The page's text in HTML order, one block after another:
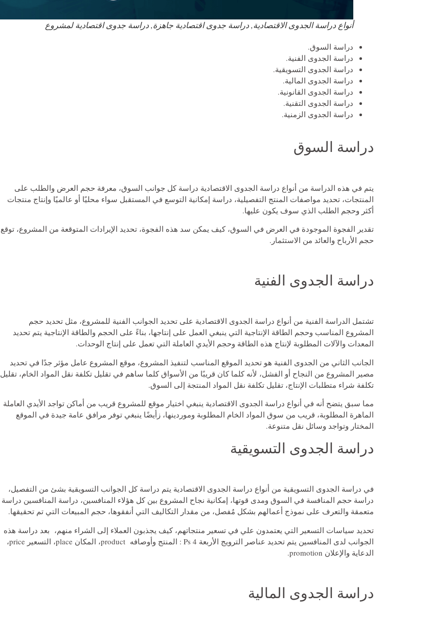
أنواع دراسة الجدوى الاقتصادية, دراسة جدوى اقتصادية جاهزة, دراسة جدوى اقتصادية لمشروع
دراسة السوق.
دراسة الجدوى الفنية.
دراسة الجدوى التسويقية.
دراسة الجدوى المالية.
دراسة الجدوى القانونية.
دراسة الجدوى التقنية.
دراسة الجدوى الزمنية.
دراسة السوق
يتم في هذه الدراسة من أنواع دراسة الجدوى الاقتصادية دراسة كل جوانب السوق، معرفة حجم العرض والطلب على
المنتجات، تحديد مواصفات المنتج التفصيلية، دراسة إمكانية التوسع في المستقبل سواء محليًا أو عالميًا وإنتاج منتجات
أكثر وحجم الطلب الذي سوف يكون عليها.
تقدير الفجوة الموجودة في العرض في السوق، كيف يمكن سد هذه الفجوة، تحديد الإيرادات المتوقعة من المشروع، توقع
حجم الأرباح والعائد من الاستثمار.
دراسة الجدوى الفنية
تشتمل الدراسة الفنية من أنواع دراسة الجدوى الاقتصادية على تحديد الجوانب الفنية للمشروع، مثل تحديد حجم
المشروع المناسب وحجم الطاقة الإنتاجية التي ينبغي العمل على إنتاجها، بناءً على الحجم والطاقة الإنتاجية يتم تحديد
المعدات والآلات المطلوبة لإنتاج هذه الطاقة وحجم الأيدي العاملة التي تعمل على إنتاج الوحدات.
الجانب الثاني من الجدوى الفنية هو تحديد الموقع المناسب لتنفيذ المشروع، موقع المشروع عامل مؤثر جدًا في تحديد
مصير المشروع من النجاح أو الفشل، لأنه كلما كان قريبًا من الأسواق كلما ساهم في تقليل تكلفة نقل المواد الخام، تقليل
تكلفة شراء متطلبات الإنتاج، تقليل تكلفة نقل المواد المنتجة إلى السوق.
مما سبق يتضح أنه في أنواع دراسة الجدوى الاقتصادية ينبغي اختيار موقع للمشروع قريب من أماكن تواجد الأيدي العاملة
الماهرة المطلوبة، قريب من سوق المواد الخام المطلوبة وموردينها، زأيضًا ينبغي توفر مرافق عامة جيدة في الموقع
المختار وتواجد وسائل نقل متنوعة.
دراسة الجدوى التسويقية
في دراسة الجدوى التسويقية من أنواع دراسة الجدوى الاقتصادية يتم دراسة كل الجوانب التسويقية بشئ من التفصيل،
دراسة حجم المنافسة في السوق ومدى قوتها، إمكانية نجاح المشروع بين كل هؤلاء المنافسين، دراسة المنافسين دراسة
متعمقة والتعرف على نموذج أعمالهم بشكل مُفصل، من مقدار التكاليف التي أنفقوها، حجم المبيعات التي تم تحقيقها.
تحديد سياسات التسعير التي يعتمدون علي في تسعير منتجاتهم، كيف يجذبون العملاء إلى الشراء منهم، بعد دراسة هذه
الجوانب لدى المنافسين يتم تحديد عناصر الترويج الأربعة 4 Ps : المنتج وأوصافه product، المكان place، التسعير price،
الدعاية والإعلان promotion.
دراسة الجدوى المالية